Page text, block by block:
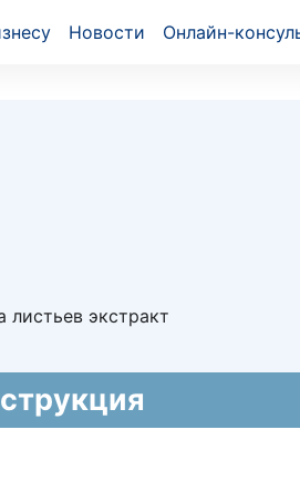
Новости Онлайн-
экстракт